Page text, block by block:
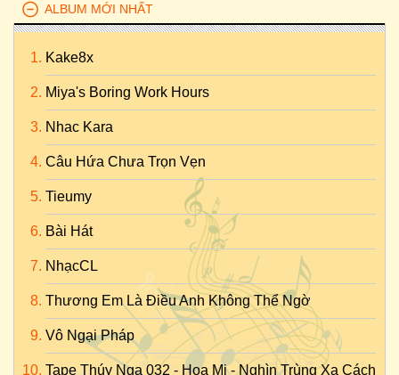
ALBUM MỚI NHẤT
Kake8x
Miya's Boring Work Hours
Nhac Kara
Câu Hứa Chưa Trọn Vẹn
Tieumy
Bài Hát
NhạcCL
Thương Em Là Điều Anh Không Thể Ngờ
Vô Ngại Pháp
Tape Thúy Nga 032 - Họa Mi - Nghìn Trùng Xa Cách